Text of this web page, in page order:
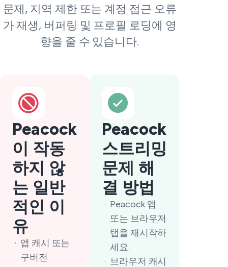
문제, 지역 제한 또는 계정 접근 오류
가 재생, 버퍼링 및 프로필 로딩에 영
향을 줄 수 있습니다.
Peacock
이 작동
하지 않
는 일반
적인 이
유
앱 캐시 또는
구버전
Peacock
스트리밍
문제 해
결 방법
Peacock 앱
또는 브라우저
탭을 재시작하
세요.
브라우저 캐시